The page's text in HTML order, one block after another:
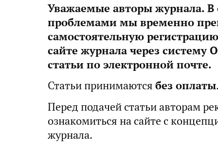
Уважаемые авторы журнала. В
проблемами мы временно
самостоятельную
сайте журнала через систему
статьи по электронной почте.
Статьи принимаются без оплаты
Перед подачей статьи авторам
ознакомиться на сайте с
журнала.